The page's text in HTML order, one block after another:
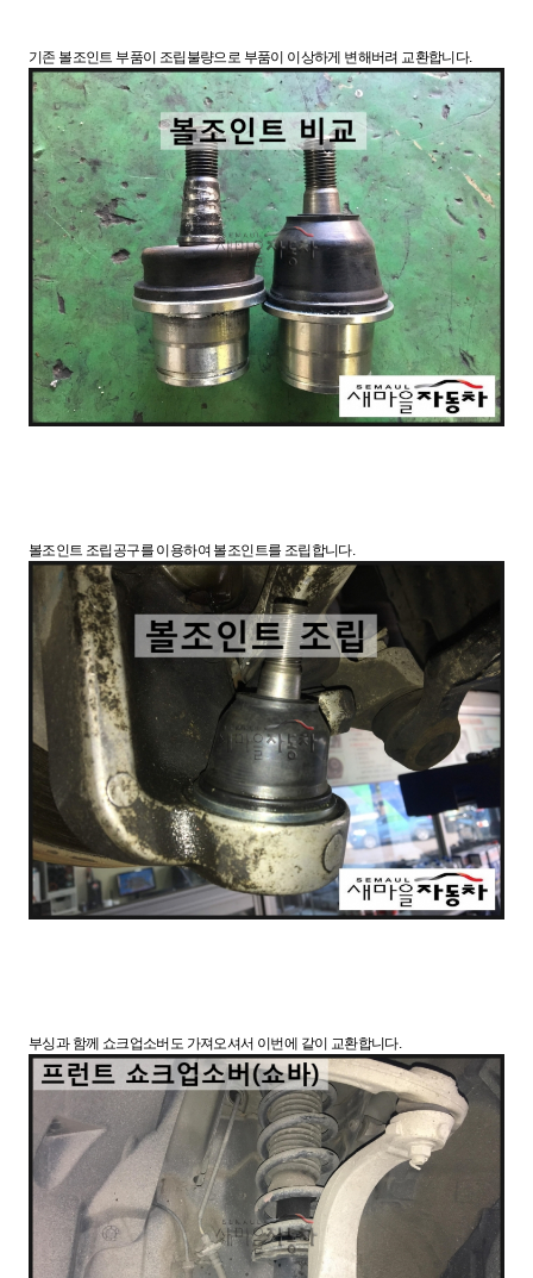
기존 볼조인트 부품이 조립불량으로 부품이 이상하게 변해버려 교환합니다.
볼조인트 조립공구를 이용하여 볼조인트를 조립합니다.
부싱과 함께 쇼크업소버도 가져오셔서 이번에 같이 교환합니다.